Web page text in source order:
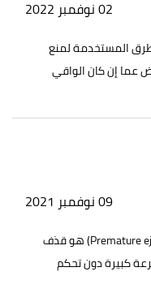
02 نوفمبر 2022
المستخدمة لمنع
عما إن كان الواقي
09 نوفمبر 2021
القذف المبكر أو سرعة القذف (Premature ejaculation) هو قذف
كبيرة دون تحكم